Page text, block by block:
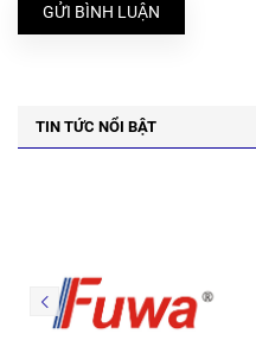
GỬI BÌNH LUẬN
TIN TỨC NỔI BẬT